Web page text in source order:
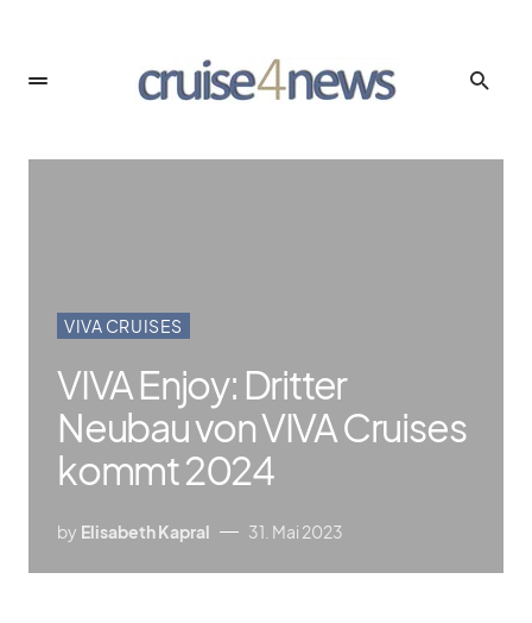
VIVA CRUISES
VIVA Enjoy: Dritter
Neubau von VIVA Cruises
kommt 2024
by Elisabeth Kapral 31. Mai 2023